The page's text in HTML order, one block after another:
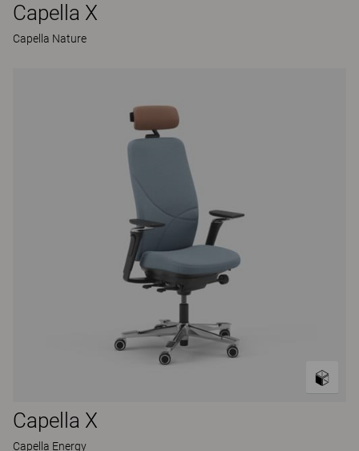
Capella X
Capella Nature
Capella X
Capella Energy